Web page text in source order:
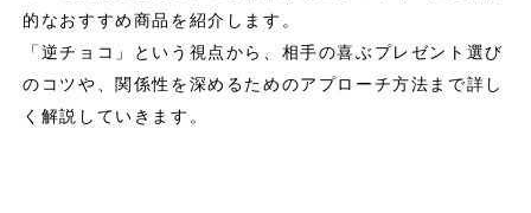
的なおすすめ商品を紹介します。
「逆チョコ」という視点から、相手の喜ぶプレゼント選び
のコツや、関係性を深めるためのアプローチ方法まで詳し
く解説していきます。